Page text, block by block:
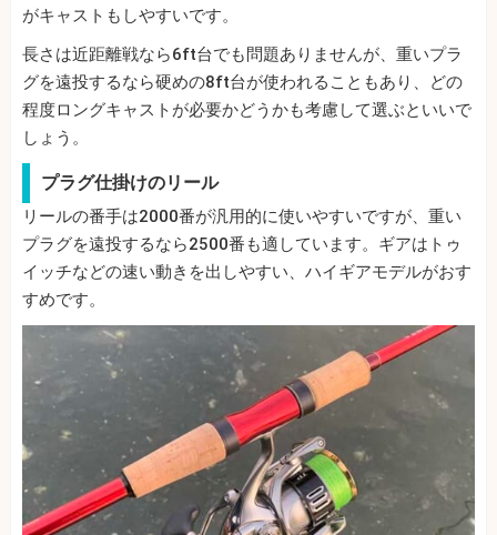
がキャストもしやすいです。
長さは近距離戦なら6ft台でも問題ありませんが、重いプラ
グを遠投するなら硬めの8ft台が使われることもあり、どの
程度ロングキャストが必要かどうかも考慮して選ぶといいで
しょう。
プラグ仕掛けのリール
リールの番手は2000番が汎用的に使いやすいですが、重い
プラグを遠投するなら2500番も適しています。ギアはトゥ
イッチなどの速い動きを出しやすい、ハイギアモデルがおす
すめです。